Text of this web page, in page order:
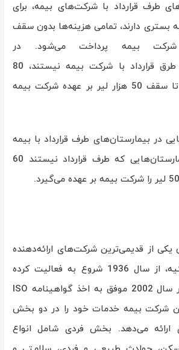
طرف قرارداد با شرکت‌های بیمه، برای
بستری دارند، تمامی هزینه‌ها بدون سقف
شرکت بیمه پرداخت می‌شود. در
بیمارستان‌هایی که طرق قرارداد با شرکت بیمه نیستند، 80
درصد هزینه درمان تا سقف 50 هزار لیر بر عهده شرکت بیمه
در بیمارستان‌های طرف قرارداد با بیمه
80 درصد، و در بیمارستان‌هایی که طرف قرارداد نیستند 60
یکی از قدیمی‌ترین شرکت‌های ارائه‌دهنده
خدمات بیمه در ترکیه، از سال 1936 شروع به فعالیت کرده
است. بیمه آنکارا در سال 2002 موفق به اخذ گواهینامه ISO
این شرکت بیمه خدمات خود را در دو بخش
ارائه می‌دهد. بخش فردی شامل انواع